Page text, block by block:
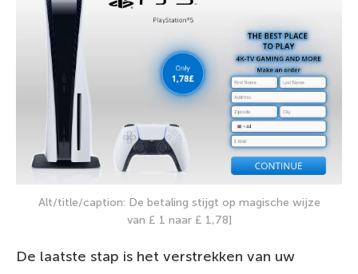
Alt/title/caption: De betaling stijgt op magische wijze
van £ 1 naar £ 1,78]
De laatste stap is het verstrekken van uw